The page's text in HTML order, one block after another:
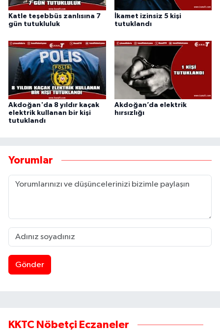
Katle teşebbüs zanlısına 7
gün tutukluluk
İkamet izinsiz 5 kişi
tutuklandı
Akdoğan'da 8 yıldır kaçak
elektrik kullanan bir kişi
tutuklandı
Akdoğan’da elektrik
hırsızlığı
Yorumlar
Gönder
KKTC Nöbetçi Eczaneler